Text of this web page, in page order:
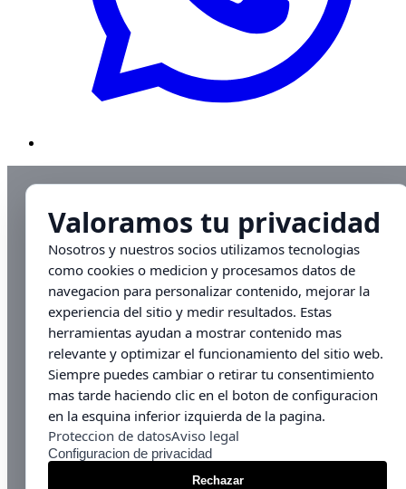
Valoramos tu privacidad
Nosotros y nuestros socios utilizamos tecnologias
como cookies o medicion y procesamos datos de
navegacion para personalizar contenido, mejorar la
experiencia del sitio y medir resultados. Estas
herramientas ayudan a mostrar contenido mas
relevante y optimizar el funcionamiento del sitio web.
Siempre puedes cambiar o retirar tu consentimiento
mas tarde haciendo clic en el boton de configuracion
en la esquina inferior izquierda de la pagina.
Proteccion de datosAviso legal
Configuracion de privacidad
Rechazar